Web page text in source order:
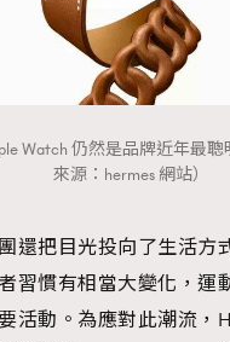
Watch 仍然是品牌近年最
來源：hermes 網站）
還把目光投向了生活方
習慣有相當大變化，運
活動。為應對此潮流，